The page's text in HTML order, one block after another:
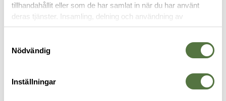
tillhandahållit eller som de har samlat in när du har använt
deras tjänster. Insamling, delning och användning av
personuppgifter kan användas för personalisering av
Nödvändig
Inställningar
RELATERADE PRODUKTER